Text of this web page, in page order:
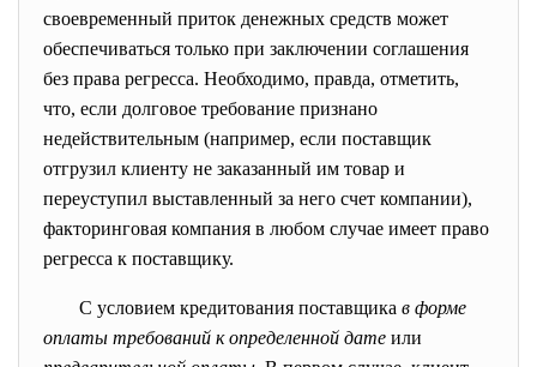
своевременный приток денежных средств может
обеспечиваться только при заключении соглашения
без права регресса. Необходимо, правда, отметить,
что, если долговое требование признано
недействительным (например, если поставщик
отгрузил клиенту не заказанный им товар и
переуступил выставленный за него счет компании),
факторинговая компания в любом случае имеет право
регресса к поставщику.
С условием кредитования поставщика в форме
оплаты требований к определенной дате или